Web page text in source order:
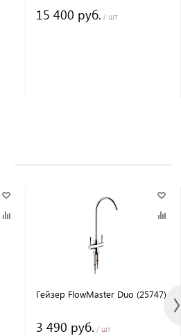
15 400 руб. / шт
Гейзер FlowMaster Duo (25747)
3 490 руб. / шт